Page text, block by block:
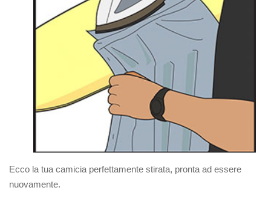
Ecco la tua camicia perfettamente stirata, pronta ad essere
nuovamente.